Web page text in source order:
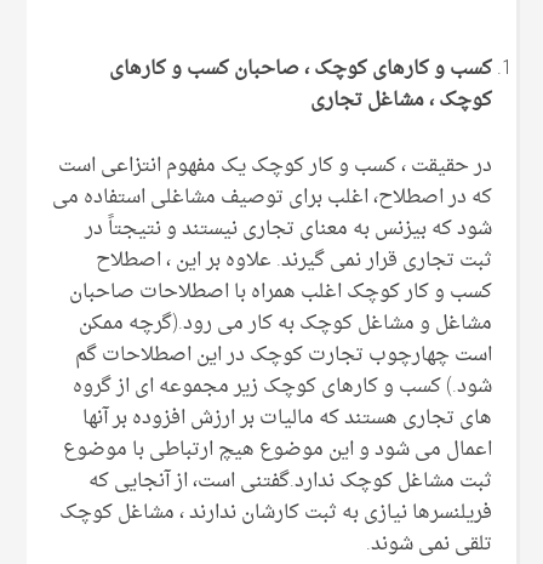
کسب و کارهای کوچک ، صاحبان کسب و کارهای
کوچک ، مشاغل تجاری
در حقیقت ، کسب و کار کوچک یک مفهوم انتزاعی است
که در اصطلاح، اغلب برای توصیف مشاغلی استفاده می
شود که بیزنس به معنای تجاری نیستند و نتیجتاً در
ثبت تجاری قرار نمی گیرند. علاوه بر این ، اصطلاح
کسب و کار کوچک اغلب همراه با اصطلاحات صاحبان
مشاغل و مشاغل کوچک به کار می رود.(گرچه ممکن
است چهارچوب تجارت کوچک در این اصطلاحات گم
شود.) کسب و کارهای کوچک زیر مجموعه ای از گروه
های تجاری هستند که مالیات بر ارزش افزوده بر آنها
اعمال می شود و این موضوع هیچ ارتباطی با موضوع
ثبت مشاغل کوچک ندارد.گفتنی است، از آنجایی که
فریلنسرها نیازی به ثبت کارشان ندارند ، مشاغل کوچک
تلقی نمی شوند.